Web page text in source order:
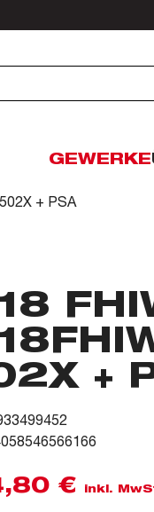
GEWERKE
+ PSA
+
€ inkl.